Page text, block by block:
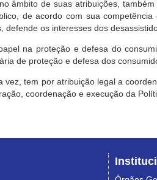
âmbito de suas atribuições,
de acordo com sua
defende os interesses dos
na proteção e defesa do
de proteção e defesa dos
vez, tem por atribuição legal a
coordenação e execução da